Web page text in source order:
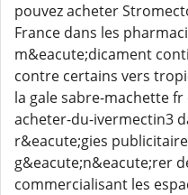
pouvez acheter
France dans les
m&eacute;dicament
contre certains vers
la gale sabre-machette
acheter-du-ivermectin3
r&eacute;gies
g&eacute;n&eacute;rer
commercialisant les